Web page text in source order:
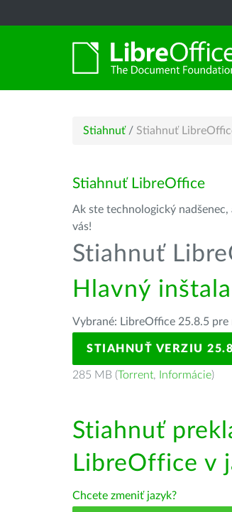
Stiahnuť / Stiahnuť
Stiahnuť LibreOffice
Ak ste technologický
vás!
Stiahnuť
Hlavný
Vybrané: LibreOffice 25.8.5
STIAHNUŤ VERZIU
285 MB (Torrent, Informácie)
Stiahnuť
LibreOffice v
Chcete zmeniť jazyk?